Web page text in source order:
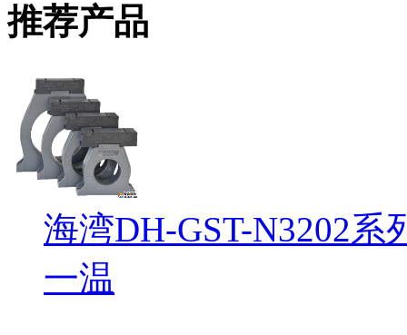
推荐产品
海湾DH-GST-N3202
一温